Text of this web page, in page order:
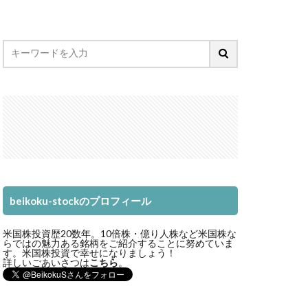
beikoku-stockのプロフィール
米国株投資歴20数年。10倍株・億り人株など米国株な
らではの魅力ある銘柄をご紹介することに努めていま
す。米国株投資で幸せになりましょう！
詳しいごあいさつはこちら。